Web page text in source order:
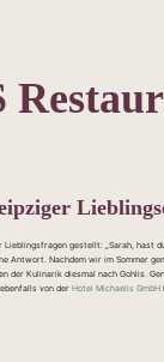
Lieblingsfragen gestellt: „Sarah, hast
Antwort. Nachdem wir im Sommer
der Kulinarik diesmal nach Gohlis.
von der Hotel Michaelis GmbH